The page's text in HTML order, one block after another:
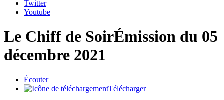
Twitter
Youtube
Le Chiff de SoirÉmission du 05
décembre 2021
Écouter
Télécharger